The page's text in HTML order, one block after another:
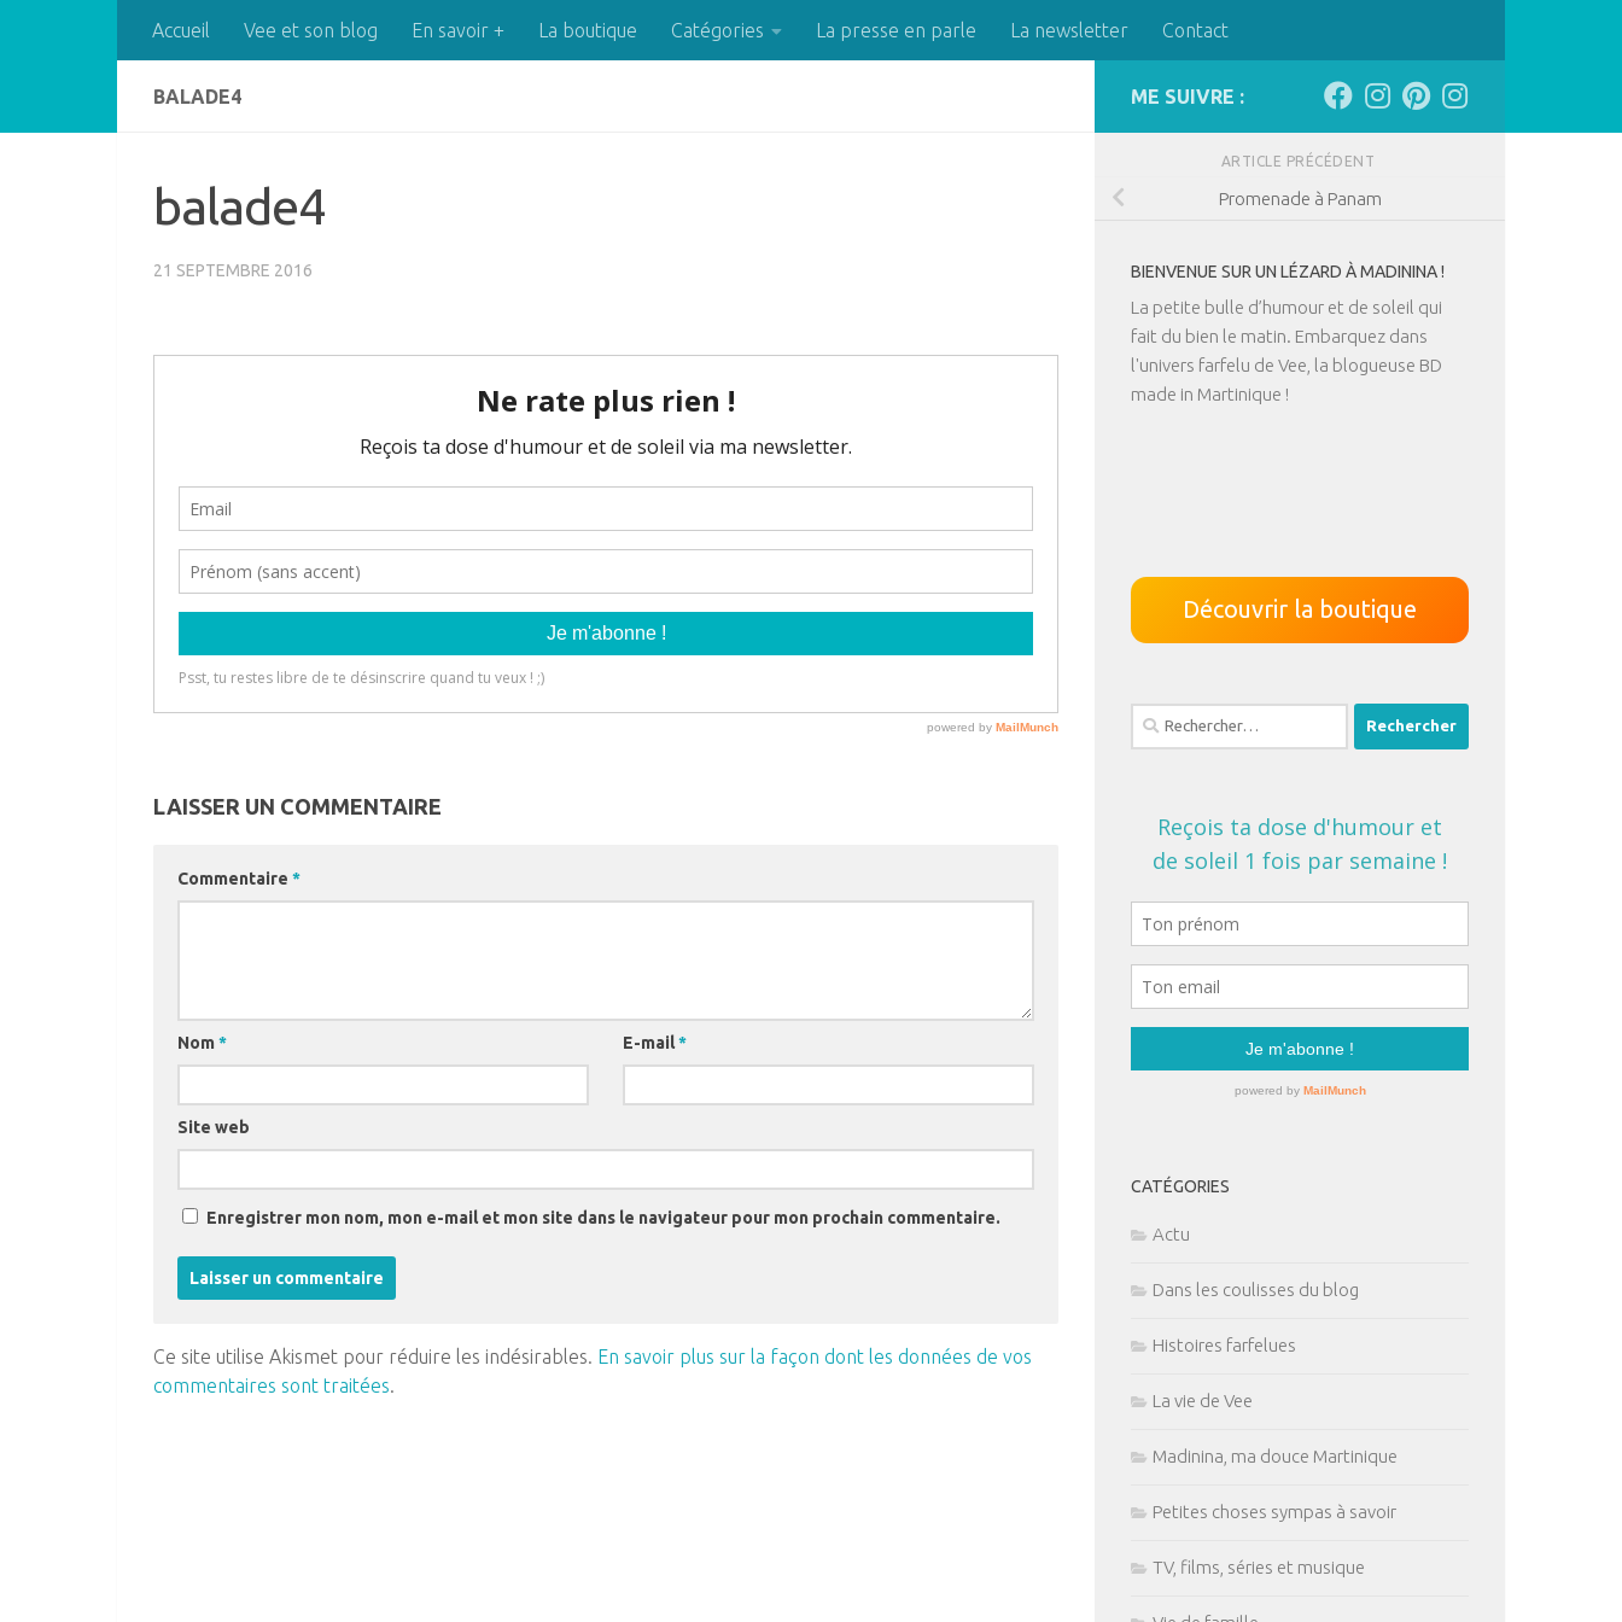
Skip to contentAccueil Vee et son blog En savoir + La boutique Catégories La presse en parle La newsletter Contact
BALADE4
balade4
21 SEPTEMBRE 2016
LAISSER UN COMMENTAIRE
Commentaire *
Nom * E-mail*
Site web
Enregistrer mon nom, mon e-mail et mon site dans le navigateur pour mon prochain commentaire.
Ce site utilise Akismet pour réduire les indésirables. En savoir plus sur la façon dont les données de vos
commentaires sont traitées.
ME SUIVRE :
ARTICLE PRÉCÉDENT
Promenade à Panam
BIENVENUE SUR UN LÉZARD À MADININA !
La petite bulle d’humour et de soleil qui
fait du bien le matin. Embarquez dans
l'univers farfelu de Vee, la blogueuse BD
made in Martinique !
Découvrir la boutique
Rechercher :
CATÉGORIES
Actu
Dans les coulisses du blog
Histoires farfelues
La vie de Vee
Madinina, ma douce Martinique
Petites choses sympas à savoir
TV, films, séries et musique